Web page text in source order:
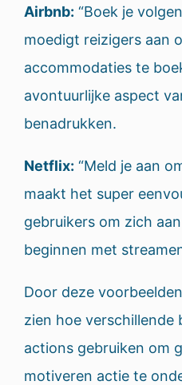
Airbnb: “Boek je
moedigt reizigers aan
accommodaties te
avontuurlijke aspect
benadrukken.
Netflix: “Meld je aan
maakt het super
gebruikers om zich
beginnen met
Door deze
zien hoe verschillende
actions gebruiken om
motiveren actie te